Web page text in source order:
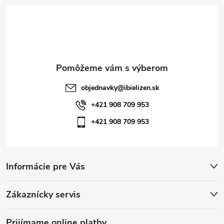
Informácie pre Vás
Zákaznícky servis
objednavky@ibielizen.sk
+421 908 709 953
+421 908 709 953